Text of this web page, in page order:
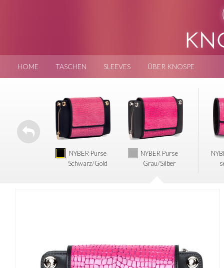
HOME TASCHEN SLEEVES ÜBER KNOSPE
NYBER Purse
Schwarz/Gold
NYBER Purse
Grau/Silber